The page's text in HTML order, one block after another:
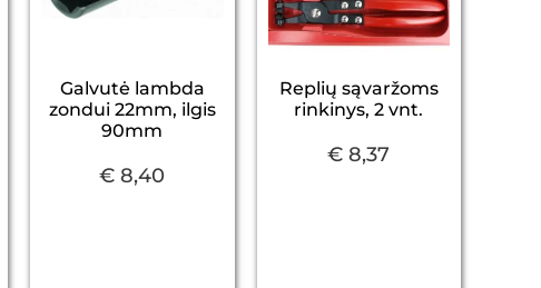
Galvutė lambda
zondui 22mm, ilgis
90mm
€ 8,40
Replių sąvaržoms
rinkinys, 2 vnt.
€ 8,37